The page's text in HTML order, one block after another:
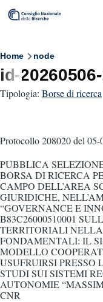
Skip to main content
Breadcrumb
Home node
id-
Tipologia: Borse di ricerca
Protocollo 208020del 05-
PUBBLICA
BORSA DI RICERCA
CAMPO DELL’AREA
GIURIDICHE,
“GOVERNANCE E
B83C26000510001
TERRITORIALI
FONDAMENTALI: IL
MODELLO
USUFRUIRSI
STUDI SUI SISTEMI
AUTONOMIE
CNR